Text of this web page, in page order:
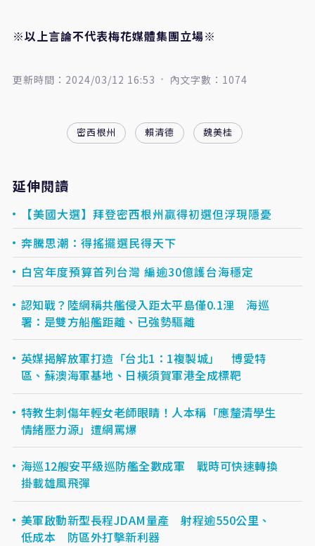
※以上言論不代表梅花媒體集團立場※
更新時間：2024/03/12 16:53 內文字數：1074
密西根州 賴清德 魏美桂
延伸閱讀
【美國大選】拜登密西根州贏得初選但浮現隱憂
奔騰思潮：得搖擺選民得天下
白宮年度預算首列台灣 編逾30億護台海穩定
認知戰？陸網稱共艦侵入距太平島僅0.1浬 海巡
署：是雙方船艦距離、已強勢驅離
英媒揭解放軍打造「台北1：1複製城」 博愛特
區、蘇澳海軍基地、日橫須賀軍港全成標靶
特教生刺傷年輕女老師眼睛！人本稱「應釐清學生
情緒壓力源」遭網罵爆
海巡12艘安平級巡防艦全數成軍 戰時可快速轉換
掛載雄風飛彈
美軍啟動新型長程JDAM量產 射程逾550公里、
低成本 防區外打擊新利器